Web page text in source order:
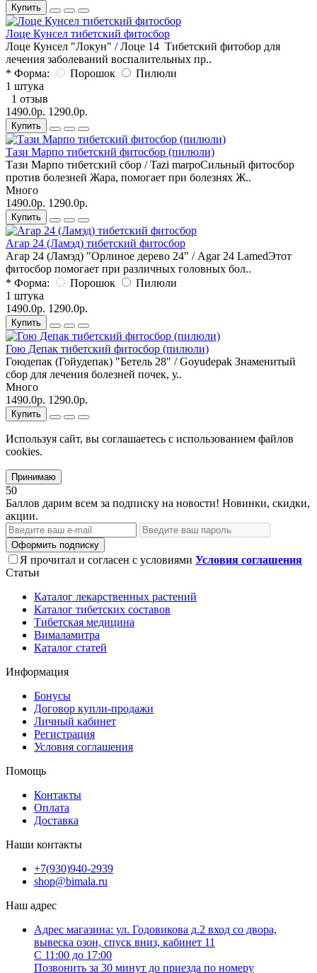
Купить
Лоце Кунсел тибетский фитосбор
Лоце Кунсел "Локун" / Лоце 14 Тибетский фитобор для
лечения заболеваний воспалительных пр..
* Форма:
Порошок
Пилюли
1 штука
1 отзыв
1490.0р. 1290.0р.
Купить
Тази Марпо тибетский фитосбор (пилюли)
Тази Марпо тибетский сбор / Tazi marpoСильный фитосбор
против болезней Жара, помогает при болезнях Ж..
Много
1490.0р. 1290.0р.
Купить
Агар 24 (Ламэд) тибетский фитосбор
Агар 24 (Ламэд) "Орлиное дерево 24" / Agar 24 LamedЭтот
фитосбор помогает при различных головных бол..
* Форма:
Порошок
Пилюли
1 штука
1490.0р. 1290.0р.
Купить
Гою Депак тибетский фитосбор (пилюли)
Гоюдепак (Гойудепак) "Бетель 28" / Goyudepak Знаменитый
сбор для лечения болезней почек, у..
Много
1490.0р. 1290.0р.
Купить
Используя сайт, вы соглашаетесь с использованием файлов
cookies.
Принимаю
50
Баллов дарим всем за подписку на новости! Новинки, скидки,
акции.
Оформить подписку
Я прочитал и согласен с условиями Условия соглашения
Статьи
Каталог лекарственных растений
Каталог тибетских составов
Тибетская медицина
Вималамитра
Каталог статей
Информация
Бонусы
Договор купли-продажи
Личный кабинет
Регистрация
Условия соглашения
Помощь
Контакты
Оплата
Доставка
Наши контакты
+7(930)940-2939
shop@bimala.ru
Наш адрес
Адрес магазина: ул. Годовикова д.2 вход со двора,
вывеска озон, спуск вниз, кабинет 11
С 11:00 до 17:00
Позвонить за 30 минут до приезда по номеру